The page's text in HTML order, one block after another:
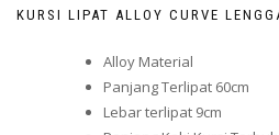
KURSI LIPAT ALLOY CURVE
Alloy Material
Panjang Terlipat 60cm
Lebar terlipat 9cm